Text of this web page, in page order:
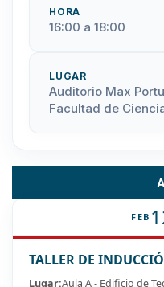
HORA
16:00 a 18:00
LUGAR
Auditorio Max
Facultad de
FEB
TALLER DE
Lugar:Aula A - Edificio de